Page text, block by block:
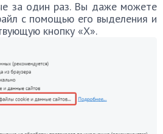
за один раз. Вы даже можете
с помощью его выделения и
кнопку «X».